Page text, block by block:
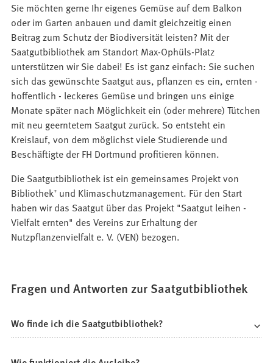
Sie möchten gerne Ihr eigenes Gemüse auf dem Balkon
oder im Garten anbauen und damit gleichzeitig einen
Beitrag zum Schutz der Biodiversität leisten? Mit der
Saatgutbibliothek am Standort Max-Ophüls-Platz
unterstützen wir Sie dabei! Es ist ganz einfach: Sie suchen
sich das gewünschte Saatgut aus, pflanzen es ein, ernten -
hoffentlich - leckeres Gemüse und bringen uns einige
Monate später nach Möglichkeit ein (oder mehrere) Tütchen
mit neu geerntetem Saatgut zurück. So entsteht ein
Kreislauf, von dem möglichst viele Studierende und
Beschäftigte der FH Dortmund profitieren können.
Die Saatgutbibliothek ist ein gemeinsames Projekt von
Bibliothek⁺ und Klimaschutzmanagement. Für den Start
haben wir das Saatgut über das Projekt "Saatgut leihen -
Vielfalt ernten" des Vereins zur Erhaltung der
Nutzpflanzenvielfalt e. V. (VEN) bezogen.
Fragen und Antworten zur Saatgutbibliothek
Wo finde ich die Saatgutbibliothek?